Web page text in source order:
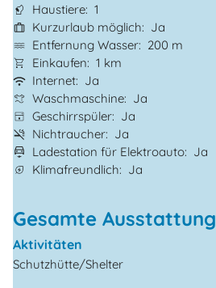
Haustiere 1
Kurzurlaub möglich
Ja
Entfernung Wasser
200 m
Einkaufen
1 km
Internet
Ja
Waschmaschine
Ja
Geschirrspüler
Ja
Nichtraucher
Ja
Ladestation für Elektroauto
Ja
Klimafreundlich
Ja
Gesamte Ausstattung
Aktivitäten
Schutzhütte/Shelter